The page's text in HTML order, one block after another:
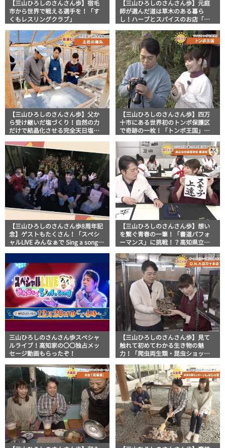
【三山ひろしのさんさん歩】宿毛
市から世界で戦える選手を！「す
くもレスリングクラブ」
【三山ひろしのさんさん歩】元庭
師が選んだ道は草木のある暮ら
し！ハーブとスパイスのお店「プ
【三山ひろしのさんさん歩】父か
ら受け継いだ塩づくり！自然の力
だけで結晶化させる完全天日塩
【三山ひろしのさんさん歩】四万
十市にある世界初のトンボ保護区
で奇跡の一枚！「トンボ王国」で
望とは？
【三山ひろしのさんさん歩8周年記
念】ゲストもたくさん！「スペシ
ャルLIVE みんなぁで Sing a song」
【三山ひろしのさんさん歩】想い
を繋ぐ青春の一筆！「書道パフォ
ーマンス」に挑戦！？高知県立中
三山ひろしのさんさん歩スペシャ
ルライブ！高知家の〇〇独占メッ
セージ動画もらったぞ！
【三山ひろしのさんさん歩】見て
触れて初めてわかる生き物の魅
力！「爬虫両生類・昆虫ショップ